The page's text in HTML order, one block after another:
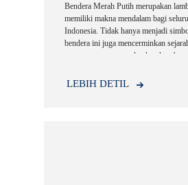
Bendera Merah Putih merupakan
memiliki makna mendalam bagi
Indonesia. Tidak hanya menjadi
bendera ini juga mencerminkan
semangat persatuan, dan karakter
LEBIH DETIL